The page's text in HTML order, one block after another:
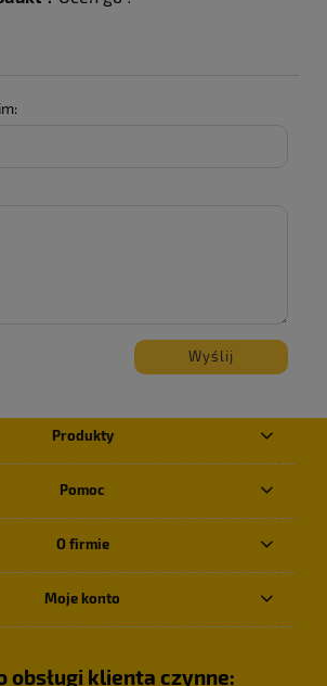
Wyślij
Produkty
Pomoc
O firmie
Moje konto
obsługi klienta czynne: